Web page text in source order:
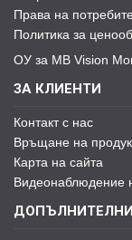
Права на
Политика за
ОУ за MB Vision
ЗА КЛИЕНТИ
Контакт с нас
Връщане на
Карта на сайта
Видеонаблюдение
ДОПЪЛНИТЕЛНИ